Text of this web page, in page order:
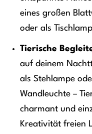
eines großen
oder als
Tierische
auf deinem
als Stehlampe
Wandleuchte –
charmant und
Kreativität freien